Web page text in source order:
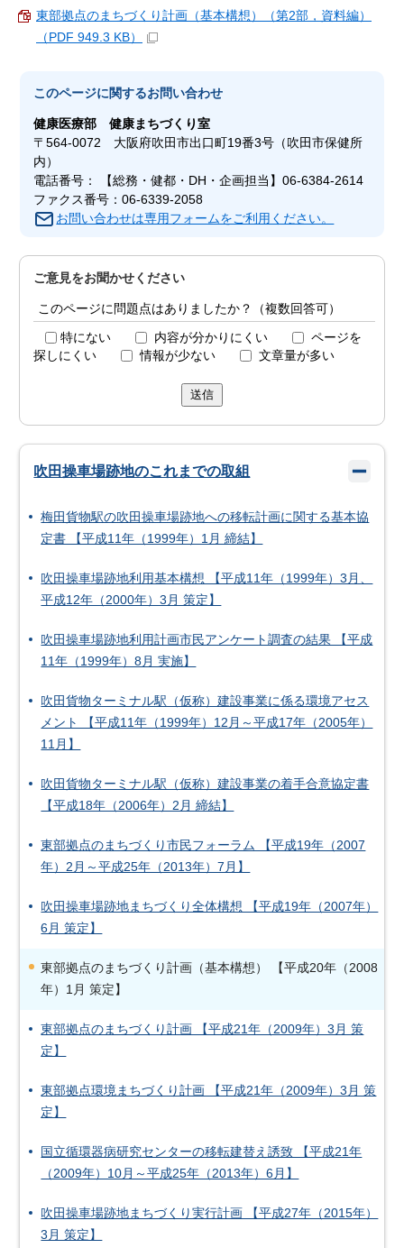
東部拠点のまちづくり計画（基本構想）（第2部，資料編）
（PDF 949.3 KB）
このページに関するお問い合わせ
健康医療部健康まちづくり室
〒564-0072 大阪府吹田市出口町19番3号（吹田市保健所
内）
電話番号： 【総務・健都・DH・企画担当】06-6384-2614
ファクス番号：06-6339-2058
お問い合わせは専用フォームをご利用ください。
ご意見をお聞かせください
このページに問題点はありましたか？（複数回答可）
特にない 内容が分かりにくい
ページを
探しにくい
情報が少ない 文章量が多い
送信
吹田操車場跡地のこれまでの取組
梅田貨物駅の吹田操車場跡地への移転計画に関する基本協
定書 【平成11年（1999年）1月 締結】
吹田操車場跡地利用基本構想 【平成11年（1999年）3月、
平成12年（2000年）3月 策定】
吹田操車場跡地利用計画市民アンケート調査の結果 【平成
11年（1999年）8月 実施】
吹田貨物ターミナル駅（仮称）建設事業に係る環境アセス
メント 【平成11年（1999年）12月～平成17年（2005年）
11月】
吹田貨物ターミナル駅（仮称）建設事業の着手合意協定書
【平成18年（2006年）2月 締結】
東部拠点のまちづくり市民フォーラム 【平成19年（2007
年）2月～平成25年（2013年）7月】
吹田操車場跡地まちづくり全体構想 【平成19年（2007年）
6月 策定】
東部拠点のまちづくり計画（基本構想） 【平成20年（2008
年）1月 策定】
東部拠点のまちづくり計画 【平成21年（2009年）3月 策
定】
東部拠点環境まちづくり計画 【平成21年（2009年）3月 策
定】
国立循環器病研究センターの移転建替え誘致 【平成21年
（2009年）10月～平成25年（2013年）6月】
吹田操車場跡地まちづくり実行計画 【平成27年（2015年）
3月 策定】